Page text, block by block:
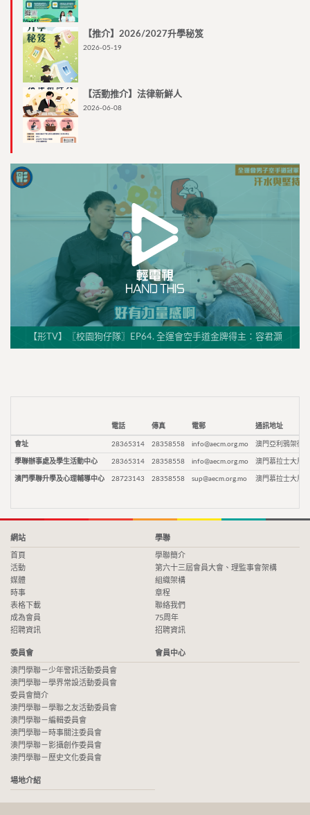
【推介】2026/2027升學秘笈
2026-05-19
【活動推介】法律新鮮人
2026-06-08
【形TV】〖校園狗仔隊〗EP64. 全運會空手道金牌得主：容君灝
電話 傳真 電郵 通訊地址
會址 28365314 28358558 info@aecm.org.mo 澳門亞利鴉架街9
學聯辦事處及學生活動中心 28365314 28358558 info@aecm.org.mo 澳門慕拉士大馬
澳門學聯升學及心理輔導中心 28723143 28358558 sup@aecm.org.mo 澳門慕拉士大馬
網站
首頁
活動
媒體
時事
表格下載
成為會員
招聘資訊
學聯
學聯簡介
第六十三屆會員大會、理監事會架構
組織架構
章程
聯絡我們
75周年
招聘資訊
委員會
澳門學聯－少年警訊活動委員會
澳門學聯－學界常設活動委員會
委員會簡介
澳門學聯－學聯之友活動委員會
澳門學聯－編輯委員會
澳門學聯－時事關注委員會
澳門學聯－影攝創作委員會
澳門學聯－歷史文化委員會
會員中心
場地介紹